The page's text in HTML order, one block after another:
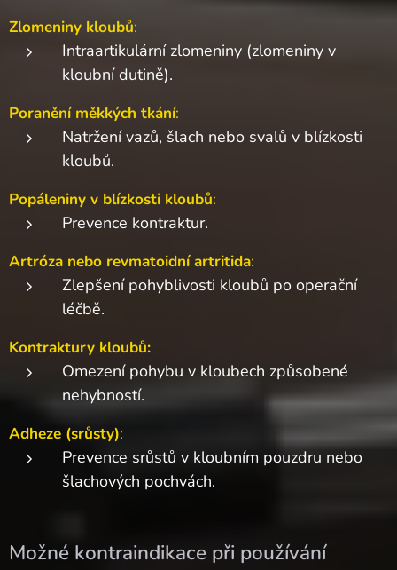
Zlomeniny kloubů:
Intraartikulární zlomeniny (zlomeniny v
kloubní dutině).
Poranění měkkých tkání:
Natržení vazů, šlach nebo svalů v blízkosti
kloubů.
Popáleniny v blízkosti kloubů:
Prevence kontraktur.
Artróza nebo revmatoidní artritida:
Zlepšení pohyblivosti kloubů po operační
léčbě.
Kontraktury kloubů:
Omezení pohybu v kloubech způsobené
nehybností.
Adheze (srůsty):
Prevence srůstů v kloubním pouzdru nebo
šlachových pochvách.
Možné kontraindikace při používání